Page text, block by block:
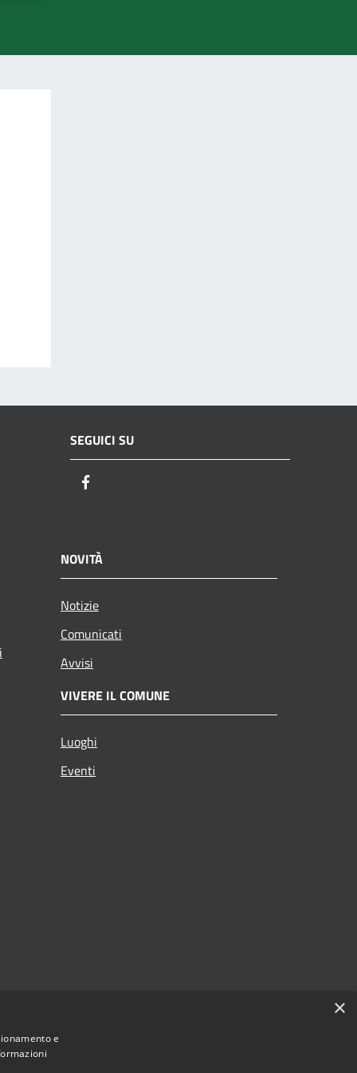
SEGUICI SU
NOVITÀ
Notizie
Comunicati
Avvisi
VIVERE IL COMUNE
Luoghi
Eventi
×
e